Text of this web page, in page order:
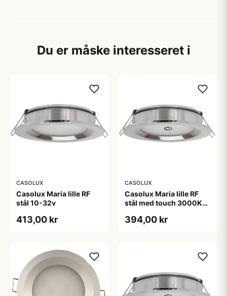
Du er måske interesseret i
CASOLUX
Casolux Maria lille RF
stål 10-32v
413,00 kr
CASOLUX
Casolux Maria lille RF
stål med touch 3000K
394,00 kr